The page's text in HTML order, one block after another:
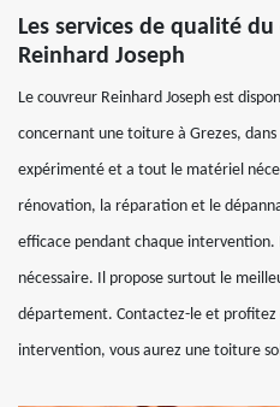
Les services de qualité
Reinhard Joseph
Le couvreur Reinhard Joseph est
concernant une toiture à Grezes,
expérimenté et a tout le matériel
rénovation, la réparation et le
efficace pendant chaque intervention.
nécessaire. Il propose surtout le
département. Contactez-le et profitez
intervention, vous aurez une toiture